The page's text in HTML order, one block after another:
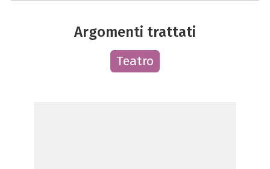
Argomenti trattati
Teatro